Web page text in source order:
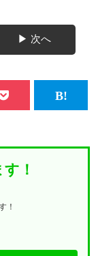
▶ 次へ
！
！